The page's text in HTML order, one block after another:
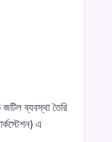
ব্যবস্থা তৈরি
এ